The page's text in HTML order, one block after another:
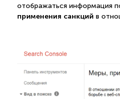
отображаться информация
применения санкций в